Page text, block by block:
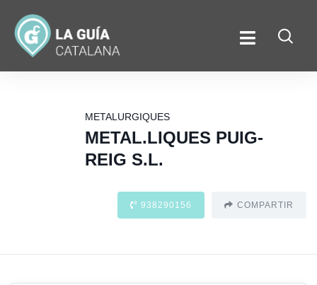
METALURGIQUES
METAL.LIQUES PUIG-
REIG S.L.
938290156 COMPARTIR